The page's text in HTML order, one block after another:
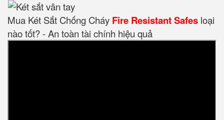
Mua Két Sắt Chống Cháy Fire Resistant Safes loại
nào tốt? - An toàn tài chính hiệu quả